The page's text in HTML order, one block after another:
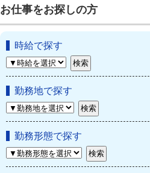
お仕事をお探しの方
時給で探す
勤務地で探す
勤務形態で探す